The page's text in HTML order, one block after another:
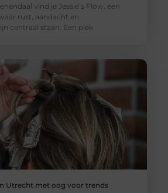
vind je Jessie’s Flow, een
rust, aandacht en
centraal staan. Een plek
Utrecht met oog voor trends